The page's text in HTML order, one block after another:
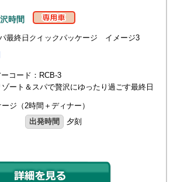
時間
コード：RCB-3
ート＆スパで贅沢にゆったり過ごす最終日
ジ（2時間＋ディナー）
出発時間 夕刻